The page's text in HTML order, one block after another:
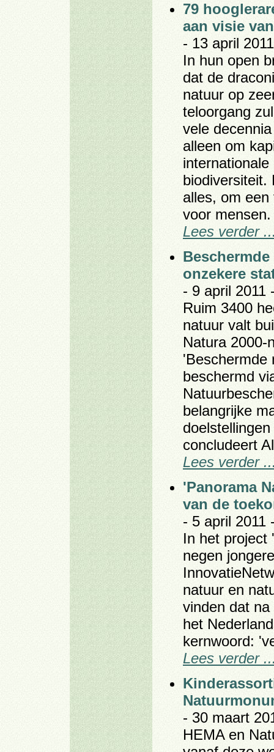
79
aan visie
- 13 april
In hun open
dat de
natuur op
teloorgang
vele
alleen om
biodiversiteit.
alles, om
voor mensen.
Lees verder
onzekere
- 9 april 2011
Ruim 3400
natuur valt
Natura 2000-
'Beschermde
beschermd
belangrijke
concludeert
Lees verder
'Panorama
van de
- 5 april 2011
In het project
negen
natuur en
vinden dat
het
kernwoord:
Lees verder
- 30 maart
HEMA en